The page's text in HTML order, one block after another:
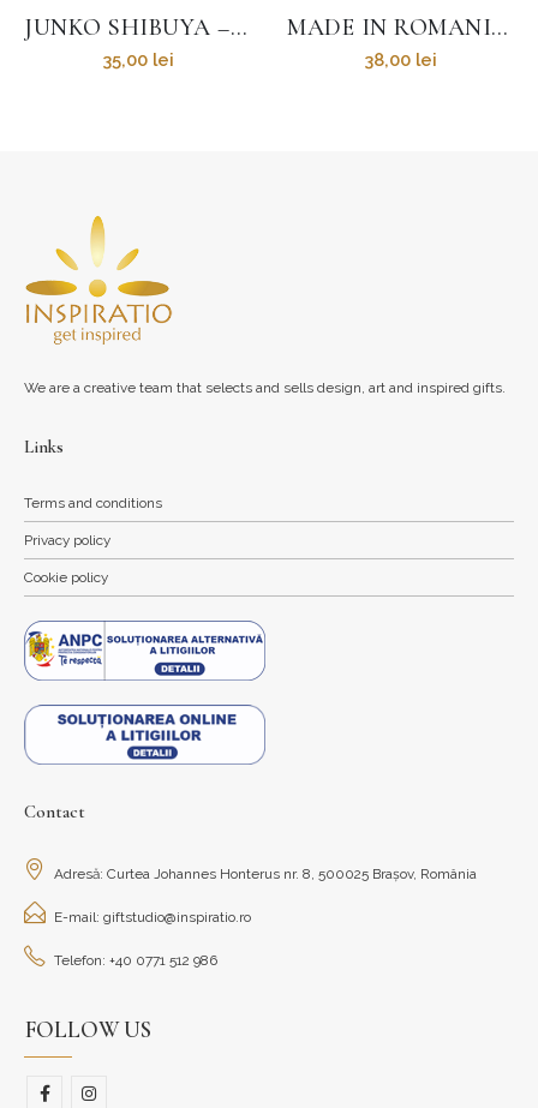
JUNKO SHIBUYA – BIROUL DE OBIECTE PIERDUTE
35,00 lei
MADE IN ROMANIA – LB. ITALIANĂ – FLORIN ANDREESCU
38,00 lei
We are a creative team that selects and sells design, art and inspired gifts.
Links
Terms and conditions
Privacy policy
Cookie policy
Contact
Adresă: Curtea Johannes Honterus nr. 8, 500025 Brașov, România
E-mail: giftstudio@inspiratio.ro
Telefon: +40 0771 512 986
FOLLOW US